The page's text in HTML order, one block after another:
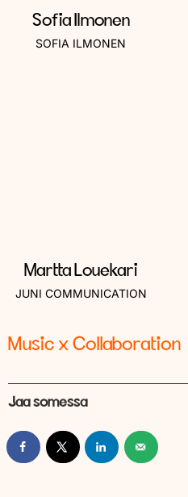
Sofia Ilmonen
SOFIA ILMONEN
Martta Louekari
JUNI COMMUNICATION
Music x Collaboration
Jaa somessa